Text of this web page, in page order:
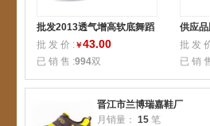
品牌运动鞋
批发2013透气增高软底舞蹈
鞋现代广场跳舞鞋
批 发 价 :￥43.00
已 销 售 :994双
供应
滑轮
款
批 发
已 销
晋江市兰博瑞嘉鞋厂
月销量： 15 笔